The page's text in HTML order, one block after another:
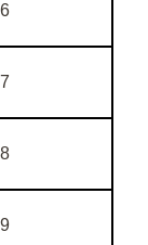
6
7
8
9